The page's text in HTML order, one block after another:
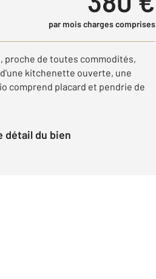
par mois charges comprises
proche de toutes commodités,
kitchenette ouverte, une
comprend placard et pendrie de
détail du bien